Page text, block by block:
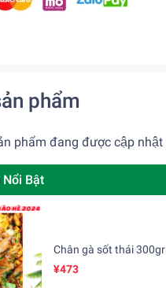
phẩm
phẩm đang được cập nhật
Nổi Bật
Chân gà sốt thái 300gr
¥473